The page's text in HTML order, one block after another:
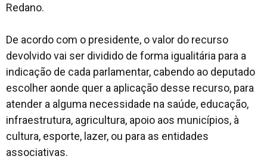
Redano.
De acordo com o presidente, o valor do recurso
devolvido vai ser dividido de forma igualitária para a
indicação de cada parlamentar, cabendo ao deputado
escolher aonde quer a aplicação desse recurso, para
atender a alguma necessidade na saúde, educação,
infraestrutura, agricultura, apoio aos municípios, à
cultura, esporte, lazer, ou para as entidades
associativas.